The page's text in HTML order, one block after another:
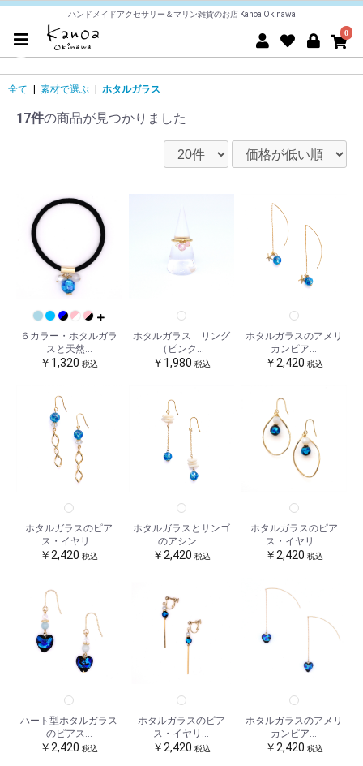
ハンドメイドアクセサリー＆マリン雑貨のお店 Kanoa Okinawa
0
全て | 素材で選ぶ | ホタルガラス
17件の商品が見つかりました
６カラー・ホタルガラ
スと天然...
￥1,320税込
ホタルガラス リング
（ピンク...
￥1,980 税込
ホタルガラスのアメリ
カンピア...
￥2,420 税込
ホタルガラスのピア
ス・イヤリ...
￥2,420税込
ホタルガラスとサンゴ
のアシン...
￥2,420 税込
ホタルガラスのピア
ス・イヤリ...
￥2,420 税込
ハート型ホタルガラス
のピアス...
￥2,420税込
ホタルガラスのピア
ス・イヤリ...
￥2,420 税込
ホタルガラスのアメリ
カンピア...
￥2,420 税込